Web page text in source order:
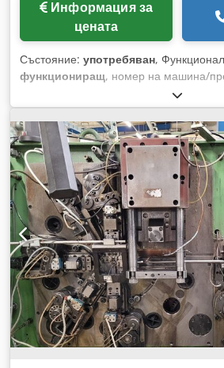
Информация за
цената
Състояние: употребяван,
функциониращ, номер на машина/
, Оферта №: D24E/8364
Инсталация за зигзагообразни
Модел: SLF4/SLF4S Година на
телта: 2,4-4 мм Диаметър на
Ub Iefx Aliskr Производителност - бр./
Местоположение: В Европа